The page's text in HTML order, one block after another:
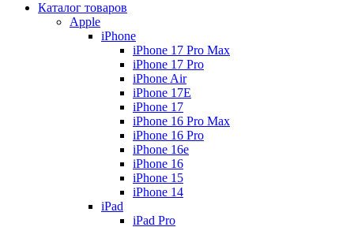
Каталог товаров
Apple
iPhone
iPhone 17 Pro Max
iPhone 17 Pro
iPhone Air
iPhone 17E
iPhone 17
iPhone 16 Pro Max
iPhone 16 Pro
iPhone 16e
iPhone 16
iPhone 15
iPhone 14
iPad
iPad Pro